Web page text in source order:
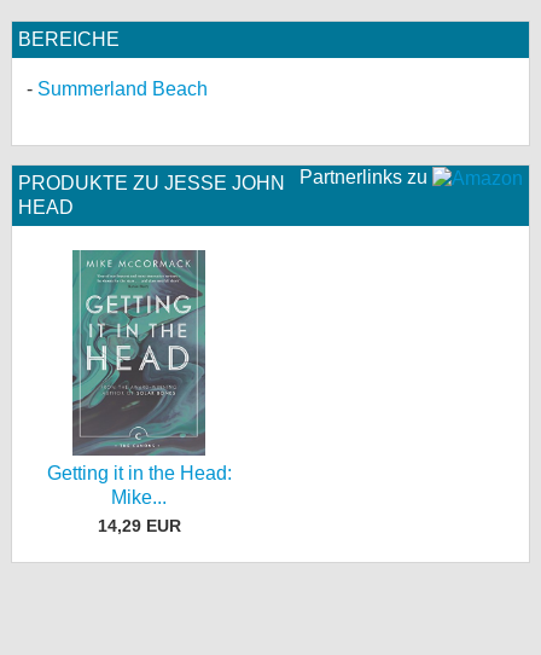
BEREICHE
Summerland Beach
Partnerlinks zu
PRODUKTE ZU JESSE JOHN
HEAD
Getting it in the Head:
Mike...
14,29 EUR